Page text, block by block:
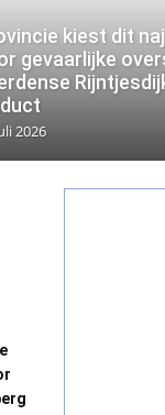
kiest dit
gevaarlijke
2026